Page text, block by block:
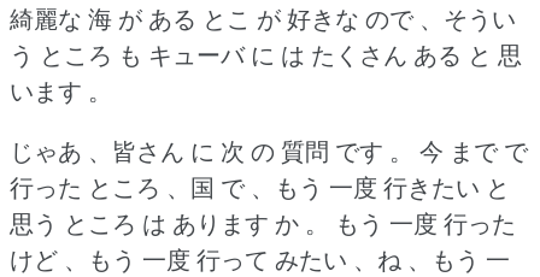
綺麗な 海 が ある とこ が 好きな ので 、そうい
う ところ も キューバ に は たくさん ある と 思
います 。
じゃあ 、皆さん に 次 の 質問 です 。
今 まで で
行った ところ 、国 で 、もう 一度 行きたい と
思う ところ は あります か 。
もう 一度 行った
けど 、もう 一度 行って みたい 、ね 、もう 一